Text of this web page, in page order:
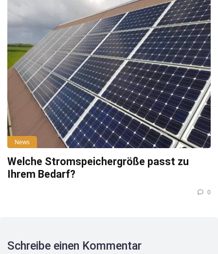
News
Welche Stromspeichergröße passt zu
Ihrem Bedarf?
0
Schreibe einen Kommentar